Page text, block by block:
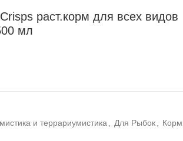
раст.корм для всех видов
мл
и террариумистика Для Рыбок
Корм